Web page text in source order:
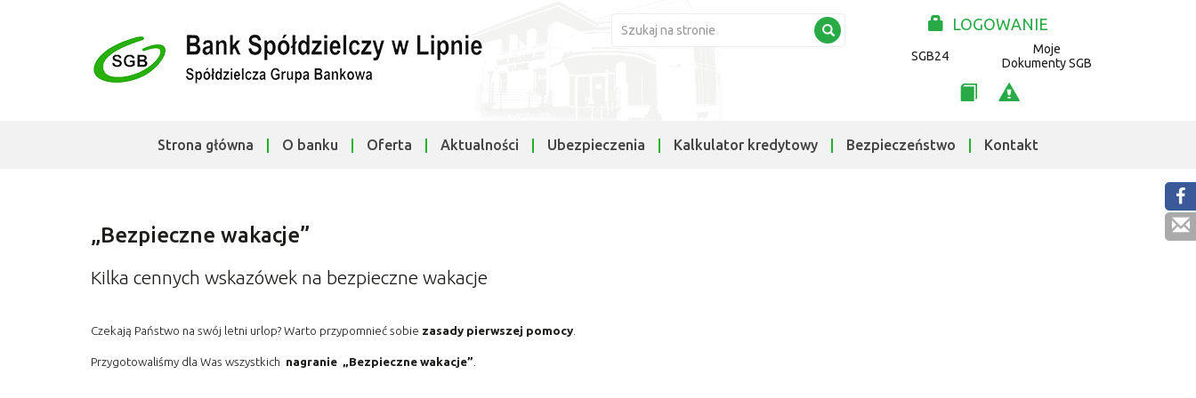
LOGOWANIE
SGB24
Moje
Dokumenty SGB
Strona główna O banku Oferta Aktualności Ubezpieczenia Kalkulator kredytowy Bezpieczeństwo Kontakt
„Bezpieczne wakacje”
Kilka cennych wskazówek na bezpieczne wakacje
Czekają Państwo na swój letni urlop? Warto przypomnieć sobie zasady pierwszej pomocy.
Przygotowaliśmy dla Was wszystkich nagranie „Bezpieczne wakacje”.